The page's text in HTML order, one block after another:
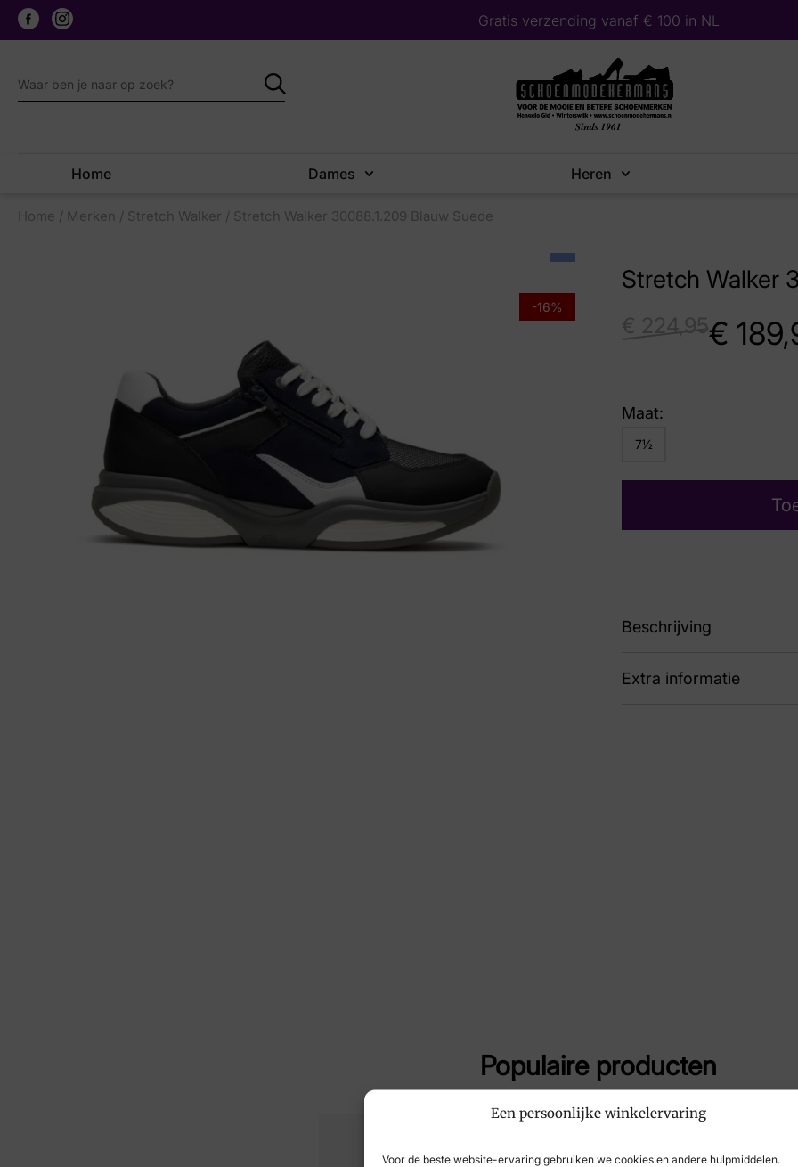
Een persoonlijke winkelervaring
Voor de beste website-ervaring gebruiken we cookies en andere hulpmiddelen.
Gratis verzending vanaf € 100 in NL
Home Dames Heren
Home / Merken / Stretch Walker / Stretch Walker 30088.1.209 Blauw Suede
-16%
Stretch Walker
224,95€
Maat:
7½
Beschrijving
H
Extra informatie
Populaire producten
-18%